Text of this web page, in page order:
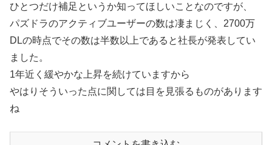
ひとつだけ補足というか知ってほしいことなのですが、
パズドラのアクティブユーザーの数は凄まじく、2700万
DLの時点でその数は半数以上であると社長が発表してい
ました。
1年近く緩やかな上昇を続けていますから
やはりそういった点に関しては目を見張るものがあります
ね